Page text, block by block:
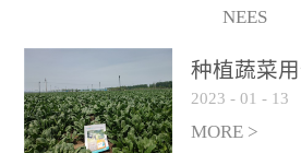
灌：亩用量2-3公斤，冲施
进水75%后再进肥效果更
佳。
底肥
灌及无土栽培和营养液的
配方施肥。1、苗期冲施、
滴灌:3-5kg/亩/次(45-75kg/
方法
灌及
配方
NEES
种植蔬菜用
2023 - 01 - 13
MORE >